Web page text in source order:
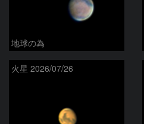
地球の為
火星 2026/07/26